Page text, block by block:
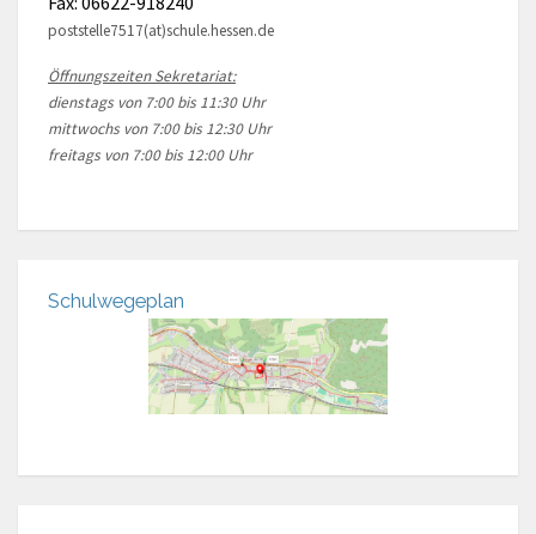
poststelle7517(at)schule.hessen.de
Öffnungszeiten Sekretariat:
dienstags von 7:00 bis 11:30 Uhr
mittwochs von 7:00 bis 12:30 Uhr
freitags von 7:00 bis 12:00 Uhr
Schulwegeplan